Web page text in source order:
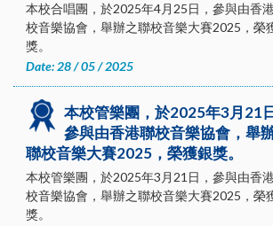
本校合唱團，於2025年4月25日，參與由香
校音樂協會，舉辦之聯校音樂大賽2025，榮
獎。
Date: 28 / 05 / 2025
本校管樂團，於2025年3月21
參與由香港聯校音樂協會，舉
聯校音樂大賽2025，榮獲銀獎。
本校管樂團，於2025年3月21日，參與由香
校音樂協會，舉辦之聯校音樂大賽2025，榮
獎。